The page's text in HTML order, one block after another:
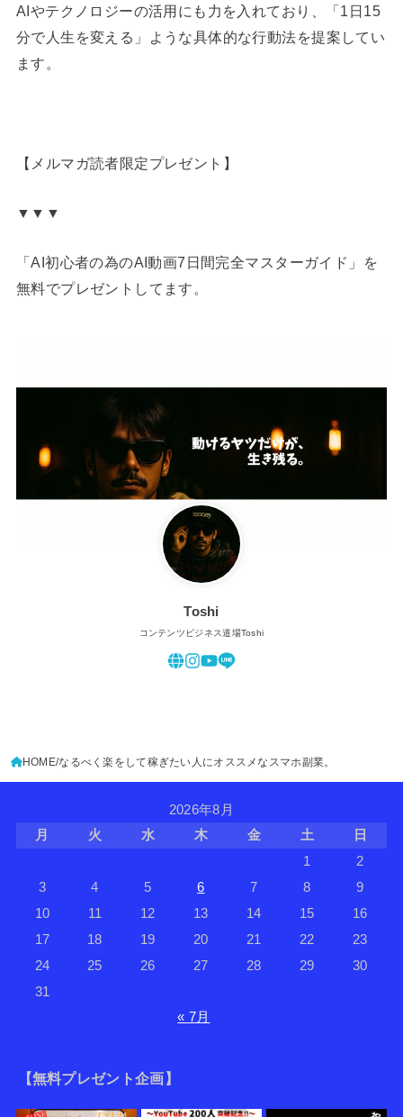
AIやテクノロジーの活用にも力を入れており、「1日15
分で人生を変える」ような具体的な行動法を提案してい
ます。
【メルマガ読者限定プレゼント】
▼▼▼
「AI初心者の為のAI動画7日間完全マスターガイド」を
無料でプレゼントしてます。
Toshi
コンテンツビジネス道場Toshi
HOME なるべく楽をして稼ぎたい人にオススメなスマホ副業。
2026年8月
月
火 水 木 金 土
日
1
2
3
4 5 6 7 8
9
10
11 12 13 14 15
16
17
18 19 20 21 22
23
24
25 26 27 28 29
30
31
« 7月
【無料プレゼント企画】